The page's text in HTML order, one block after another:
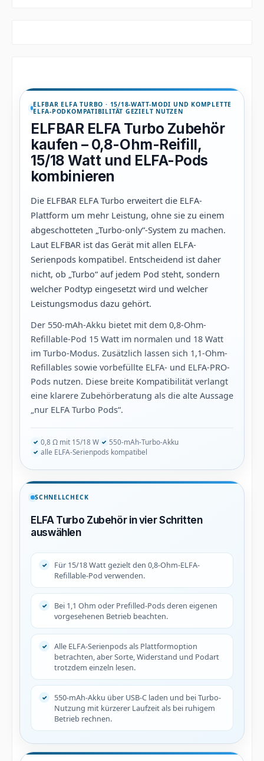
ELFBAR ELFA TURBO · 15/18-WATT-MODI UND KOMPLETTE
ELFA-PODKOMPATIBILITÄT GEZIELT NUTZEN
ELFBAR ELFA Turbo Zubehör
kaufen – 0,8-Ohm-Reifill,
15/18 Watt und ELFA-Pods
kombinieren
Die ELFBAR ELFA Turbo erweitert die ELFA-
Plattform um mehr Leistung, ohne sie zu einem
abgeschotteten „Turbo-only“-System zu machen.
Laut ELFBAR ist das Gerät mit allen ELFA-
Serienpods kompatibel. Entscheidend ist daher
nicht, ob „Turbo“ auf jedem Pod steht, sondern
welcher Podtyp eingesetzt wird und welcher
Leistungsmodus dazu gehört.
Der 550-mAh-Akku bietet mit dem 0,8-Ohm-
Refillable-Pod 15 Watt im normalen und 18 Watt
im Turbo-Modus. Zusätzlich lassen sich 1,1-Ohm-
Refillables sowie vorbefüllte ELFA- und ELFA-PRO-
Pods nutzen. Diese breite Kompatibilität verlangt
eine klarere Zubehörberatung als die alte Aussage
„nur ELFA Turbo Pods“.
0,8 Ω mit 15/18 W
550-mAh-Turbo-Akku
alle ELFA-Serienpods kompatibel
SCHNELLCHECK
ELFA Turbo Zubehör in vier Schritten
auswählen
Für 15/18 Watt gezielt den 0,8-Ohm-ELFA-
Refillable-Pod verwenden.
Bei 1,1 Ohm oder Prefilled-Pods deren eigenen
vorgesehenen Betrieb beachten.
Alle ELFA-Serienpods als Plattformoption
betrachten, aber Sorte, Widerstand und Podart
trotzdem einzeln lesen.
550-mAh-Akku über USB-C laden und bei Turbo-
Nutzung mit kürzerer Laufzeit als bei ruhigem
Betrieb rechnen.